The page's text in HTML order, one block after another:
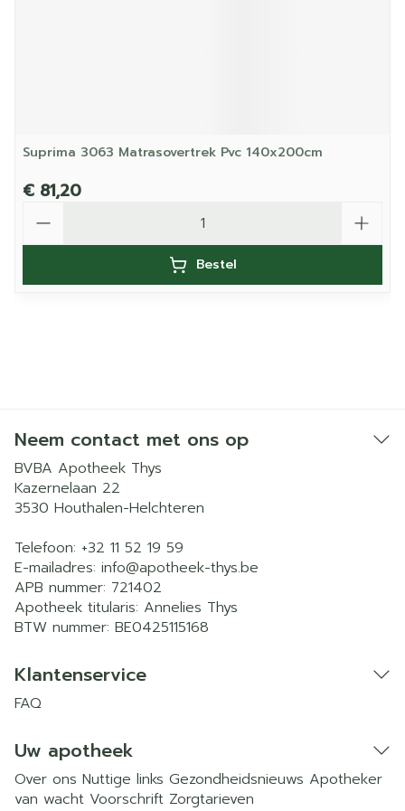
Suprima 3063 Matrasovertrek Pvc 140x200cm
€ 81,20
Bestel
Neem contact met ons op
BVBA Apotheek Thys
Kazernelaan 22
3530 Houthalen-Helchteren
Telefoon: +32 11 52 19 59
E-mailadres: info@apotheek-thys.be
APB nummer: 721402
Apotheek titularis: Annelies Thys
BTW nummer: BE0425115168
Klantenservice
FAQ
Uw apotheek
Over ons Nuttige links Gezondheidsnieuws Apotheker
van wacht Voorschrift Zorgtarieven